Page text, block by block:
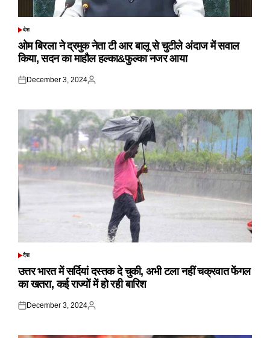
POSTED
देश
ओम बिरला ने द्रमुक नेता टी आर बालू से चुटीले अंदाज में सवाल
किया, सदन का माहौल हल्का&फुल्का नजर आया
Posted
December 3, 2024
Posted
POSTED
देश
उत्तर भारत में सर्दियां दस्तक दे चुकी, अभी टला नहीं चक्रवात फेंगल
का खतरा, कई राज्यों में हो रही बारिश
Posted
December 3, 2024
Posted